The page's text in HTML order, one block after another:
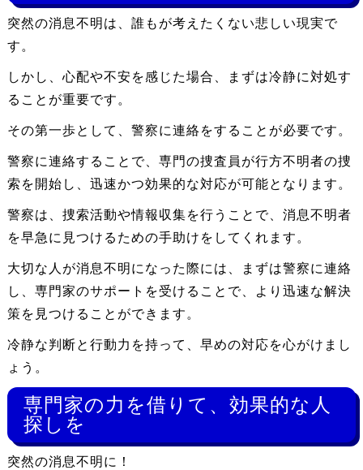
突然の消息不明は、誰もが考えたくない悲しい現実で
す。
しかし、心配や不安を感じた場合、まずは冷静に対処す
ることが重要です。
その第一歩として、警察に連絡をすることが必要です。
警察に連絡することで、専門の捜査員が行方不明者の捜
索を開始し、迅速かつ効果的な対応が可能となります。
警察は、捜索活動や情報収集を行うことで、消息不明者
を早急に見つけるための手助けをしてくれます。
大切な人が消息不明になった際には、まずは警察に連絡
し、専門家のサポートを受けることで、より迅速な解決
策を見つけることができます。
冷静な判断と行動力を持って、早めの対応を心がけまし
ょう。
専門家の力を借りて、効果的な人
探しを
突然の消息不明に！